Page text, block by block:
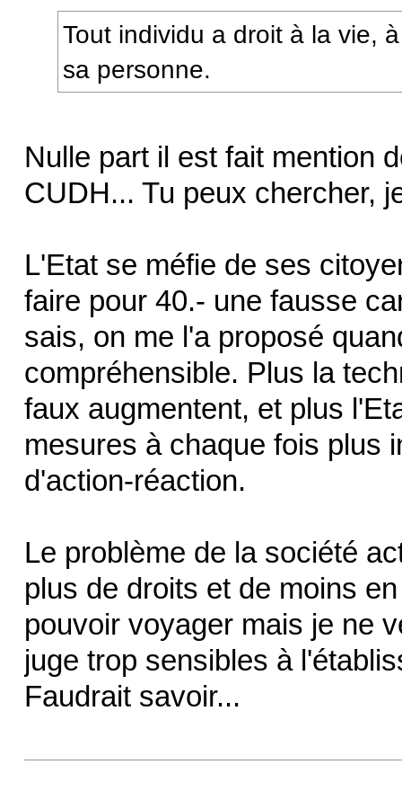
Tout individu a droit à la vie,
sa personne.
Nulle part il est fait mention
CUDH... Tu peux chercher,
L'Etat se méfie de ses
faire pour 40.- une fausse
sais, on me l'a proposé
compréhensible. Plus la
faux augmentent, et plus
mesures à chaque fois plus
d'action-réaction.
Le problème de la société
plus de droits et de moins
pouvoir voyager mais je ne
juge trop sensibles à
Faudrait savoir...